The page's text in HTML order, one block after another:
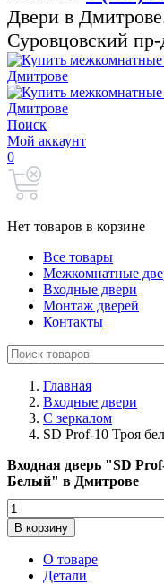
Двери в
Суровцовский
Поиск
Мой аккаунт
0
Нет товаров в корзине
Все товары
Межкомнатные
Входные двери
Монтаж дверей
Контакты
Search
for:
Главная
Входные двери
С зеркалом
SD Prof-10 Троя
Входная дверь "SD
Белый" в Дмитрове
Количество
товара
SD
Prof-
В корзину
О товаре
Детали